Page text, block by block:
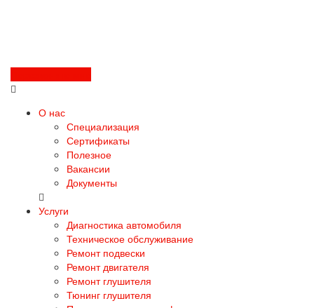
О нас
Специализация
Сертификаты
Полезное
Вакансии
Документы
Услуги
Диагностика автомобиля
Техническое обслуживание
Ремонт подвески
Ремонт двигателя
Ремонт глушителя
Тюнинг глушителя